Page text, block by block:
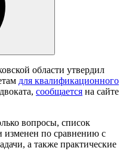
области утвердил
для квалификационного
сообщается на сайте
вопросы, список
изменен по сравнению с
а также практические